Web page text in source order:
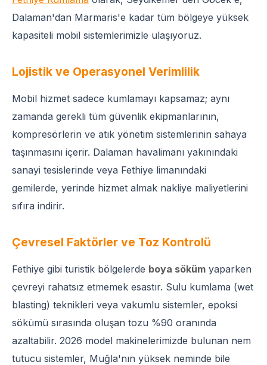
Dalaman'dan Marmaris'e kadar tüm bölgeye yüksek
kapasiteli mobil sistemlerimizle ulaşıyoruz.
Lojistik ve Operasyonel Verimlilik
Mobil hizmet sadece kumlamayı kapsamaz; aynı
zamanda gerekli tüm güvenlik ekipmanlarının,
kompresörlerin ve atık yönetim sistemlerinin sahaya
taşınmasını içerir. Dalaman havalimanı yakınındaki
sanayi tesislerinde veya Fethiye limanındaki
gemilerde, yerinde hizmet almak nakliye maliyetlerini
sıfıra indirir.
Çevresel Faktörler ve Toz Kontrolü
Fethiye gibi turistik bölgelerde boya söküm yaparken
çevreyi rahatsız etmemek esastır. Sulu kumlama (wet
blasting) teknikleri veya vakumlu sistemler, epoksi
sökümü sırasında oluşan tozu %90 oranında
azaltabilir. 2026 model makinelerimizde bulunan nem
tutucu sistemler, Muğla'nın yüksek neminde bile